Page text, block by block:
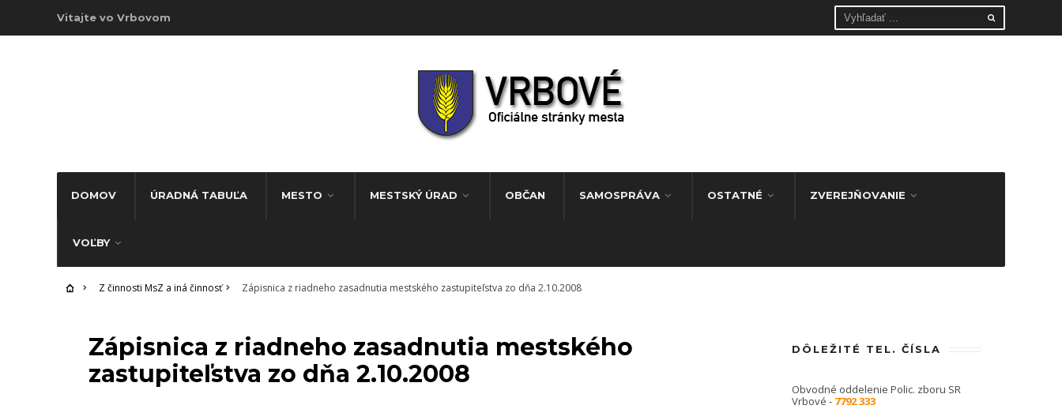
Vitajte vo Vrbovom
DOMOV ÚRADNÁ TABUĽA MESTO MESTSKÝ ÚRAD OBČAN SAMOSPRÁVA OSTATNÉ ZVEREJŇOVANIE
VOĽBY
Z činnosti MsZ a iná činnosť Zápisnica z riadneho zasadnutia mestského zastupiteľstva zo dňa 2.10.2008
Z ČINNOSTI MSZ A INÁ ČINNOSŤ
Zápisnica z riadneho zasadnutia mestského
zastupiteľstva zo dňa 2.10.2008
DÔLEŽITÉ TEL. ČÍSLA
Obvodné oddelenie Polic. zboru SR
Vrbové - 7792 333